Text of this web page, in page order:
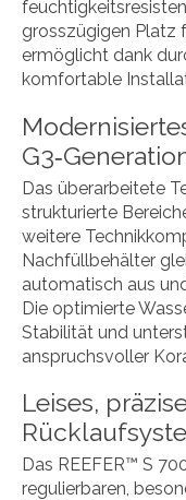
grosszügigen Platz
ermöglicht dank
komfortable
Das überarbeitete
strukturierte
weitere
Nachfüllbehälter
automatisch aus
Die optimierte
Stabilität und
anspruchsvoller
Leises,
Das REEFER™ S
regulierbaren,